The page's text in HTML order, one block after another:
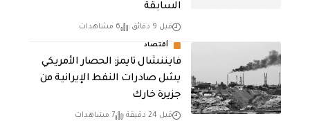
السابقة
قبل 9 دقائق 6 مشاهدات
أقتصاد
فايننشال تايمز: الحصار الأمريكي
يشل صادرات النفط الإيرانية من
جزيرة خارك
قبل 24 دقيقة 7 مشاهدات